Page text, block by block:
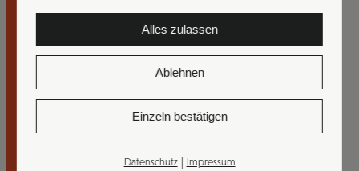
Interesse?
Worauf wartest du noch?
Wir freuen uns auf deine Nachricht.
Alles zulassen
Ablehnen
Einzeln bestätigen
Datenschutz| Impressum